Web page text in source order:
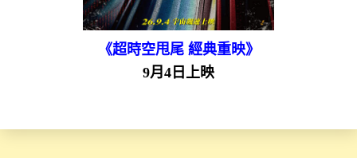
《超時空甩尾 經典重映》
9月4日上映